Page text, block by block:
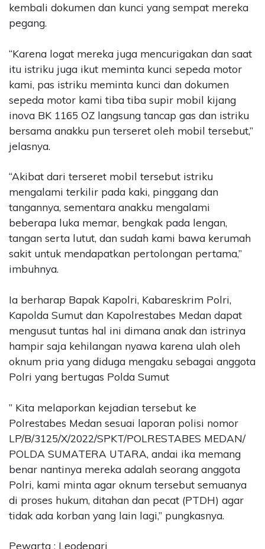
kembali dokumen dan kunci yang sempat mereka
pegang.
“Karena logat mereka juga mencurigakan dan saat
itu istriku juga ikut meminta kunci sepeda motor
kami, pas istriku meminta kunci dan dokumen
sepeda motor kami tiba tiba supir mobil kijang
inova BK 1165 OZ langsung tancap gas dan istriku
bersama anakku pun terseret oleh mobil tersebut,”
jelasnya.
“Akibat dari terseret mobil tersebut istriku
mengalami terkilir pada kaki, pinggang dan
tangannya, sementara anakku mengalami
beberapa luka memar, bengkak pada lengan,
tangan serta lutut, dan sudah kami bawa kerumah
sakit untuk mendapatkan pertolongan pertama,”
imbuhnya.
Ia berharap Bapak Kapolri, Kabareskrim Polri,
Kapolda Sumut dan Kapolrestabes Medan dapat
mengusut tuntas hal ini dimana anak dan istrinya
hampir saja kehilangan nyawa karena ulah oleh
oknum pria yang diduga mengaku sebagai anggota
Polri yang bertugas Polda Sumut
” Kita melaporkan kejadian tersebut ke
Polrestabes Medan sesuai laporan polisi nomor
LP/B/3125/X/2022/SPKT/POLRESTABES MEDAN/
POLDA SUMATERA UTARA, andai ika memang
benar nantinya mereka adalah seorang anggota
Polri, kami minta agar oknum tersebut semuanya
di proses hukum, ditahan dan pecat (PTDH) agar
tidak ada korban yang lain lagi,” pungkasnya.
Pewarta : Leodepari